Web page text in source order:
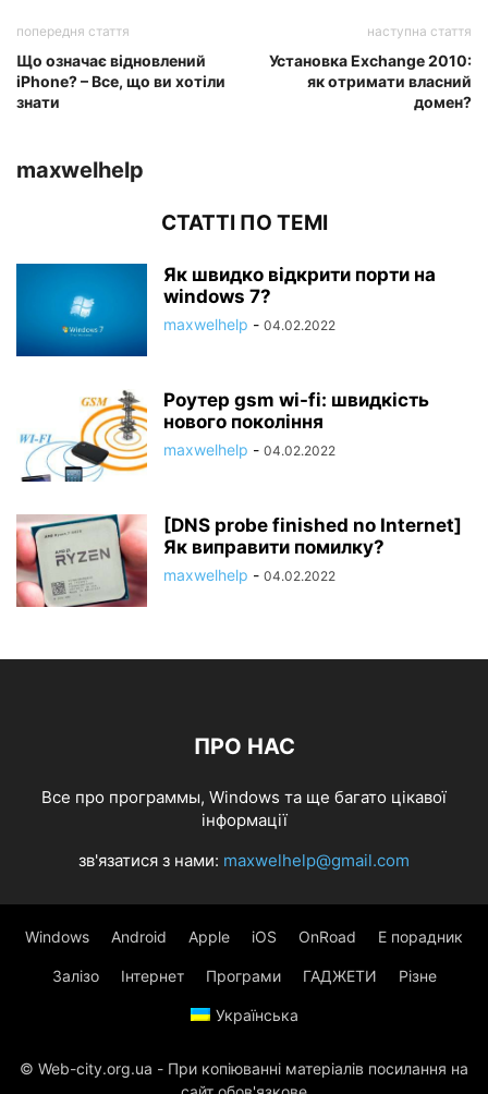
попередня стаття
Що означає відновлений
iPhone? – Все, що ви хотіли
знати
наступна стаття
Установка Exchange 2010:
як отримати власний
домен?
maxwelhelp
СТАТТІ ПО ТЕМІ
Як швидко відкрити порти на
windows 7?
maxwelhelp - 04.02.2022
Роутер gsm wi-fi: швидкість
нового покоління
maxwelhelp - 04.02.2022
[DNS probe finished no Internet]
Як виправити помилку?
maxwelhelp - 04.02.2022
ПРО НАС
Все про программы, Windows та ще багато цікавої
інформації
зв'язатися з нами: maxwelhelp@gmail.com
Windows Android Apple iOS OnRoad Е порадник
Залізо Інтернет Програми ГАДЖЕТИ Різне
Українська
© Web-city.org.ua - При копіюванні матеріалів посилання на